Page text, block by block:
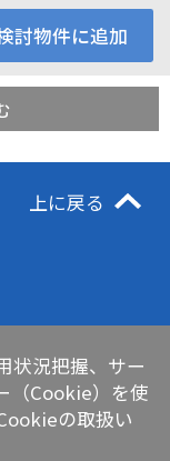
討物件に追加
上に戻る
状況把握、サー
（Cookie）を使
Cookieの取扱い